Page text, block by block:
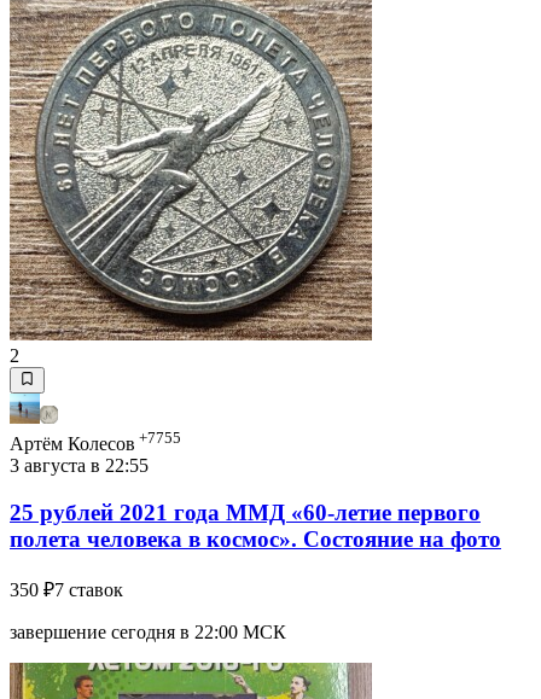
2
Артём Колесов +7755
3 августа в 22:55
25 рублей 2021 года ММД «60-летие первого
полета человека в космос». Состояние на фото
350 ₽7 ставок
завершение сегодня в 22:00 МСК